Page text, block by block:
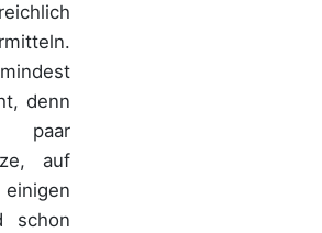
denn
auf
schon